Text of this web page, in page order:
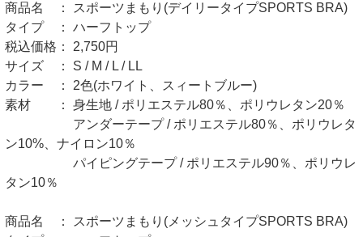
商品名 ： スポーツまもり(デイリータイプSPORTS BRA)
タイプ ： ハーフトップ
税込価格： 2,750円
サイズ ： S / M / L / LL
カラー ： 2色(ホワイト、スィートブルー)
素材 ： 身生地 / ポリエステル80％、ポリウレタン20％
アンダーテープ / ポリエステル80％、ポリウレタ
ン10%、ナイロン10％
パイピングテープ / ポリエステル90％、ポリウレ
タン10％
商品名 ： スポーツまもり(メッシュタイプSPORTS BRA)